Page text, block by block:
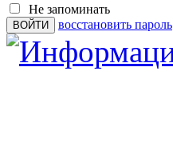
Не запоминать
восстановить пароль